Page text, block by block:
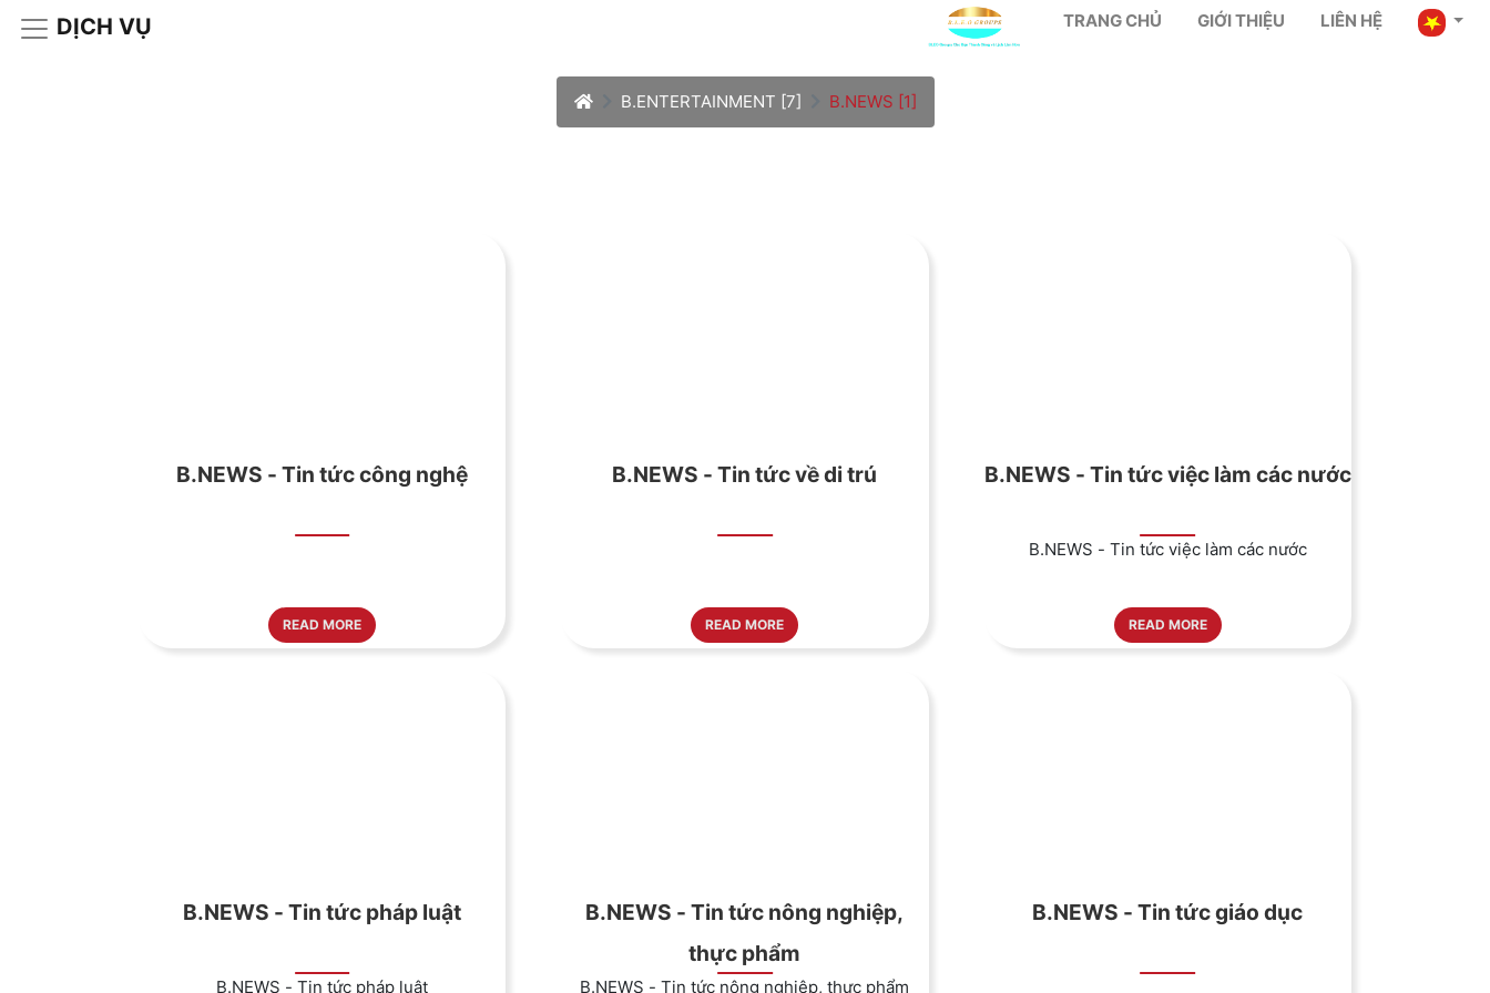
DỊCH VỤ TRANG CHỦ GIỚI THIỆU LIÊN HỆ
B.ENTERTAINMENT [7] B.NEWS [1]
B.NEWS - Tin tức công nghệ
READ MORE
B.NEWS - Tin tức về di trú
READ MORE
B.NEWS - Tin tức việc làm các nước
B.NEWS - Tin tức việc làm các nước
READ MORE
B.NEWS - Tin tức pháp luật
B.NEWS - Tin tức pháp luật
B.NEWS - Tin tức nông nghiệp,
thực phẩm
B.NEWS - Tin tức nông nghiệp, thực phẩm
B.NEWS - Tin tức giáo dục